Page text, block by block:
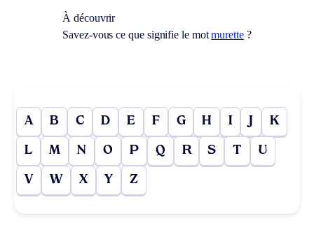
À découvrir
Savez-vous ce que signifie le motmurette?
A B C D E F G H I J K
L M N O P Q R S T U
V W X Y Z